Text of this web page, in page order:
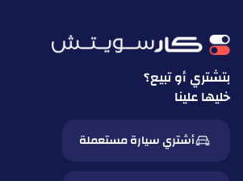
بتشتري أو تبيع؟
خليها علينا
أشتري سيارة مستعملة